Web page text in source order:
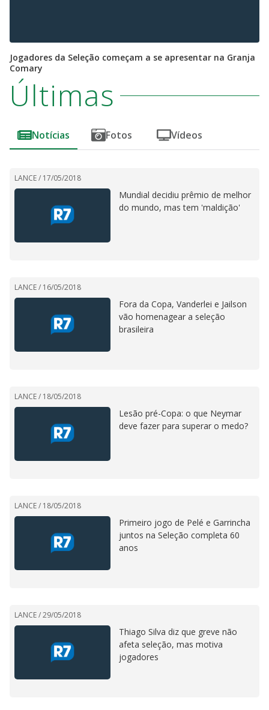
Jogadores da Seleção começam a se apresentar na Granja
Comary
Últimas
Notícias Fotos Vídeos
LANCE / 17/05/2018
Mundial decidiu prêmio de melhor
do mundo, mas tem 'maldição'
LANCE / 16/05/2018
Fora da Copa, Vanderlei e Jailson
vão homenagear a seleção
brasileira
LANCE / 18/05/2018
Lesão pré-Copa: o que Neymar
deve fazer para superar o medo?
LANCE / 18/05/2018
Primeiro jogo de Pelé e Garrincha
juntos na Seleção completa 60
anos
LANCE /29/05/2018
Thiago Silva diz que greve não
afeta seleção, mas motiva
jogadores